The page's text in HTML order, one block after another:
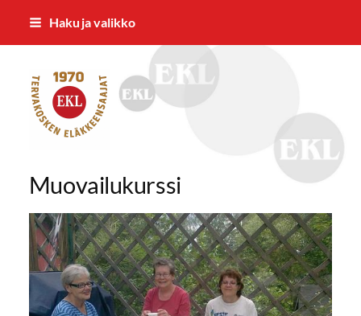
Siirry
Haku ja valikko
Tervakosken Eläkkeensaajat ry
Muovailukurssi